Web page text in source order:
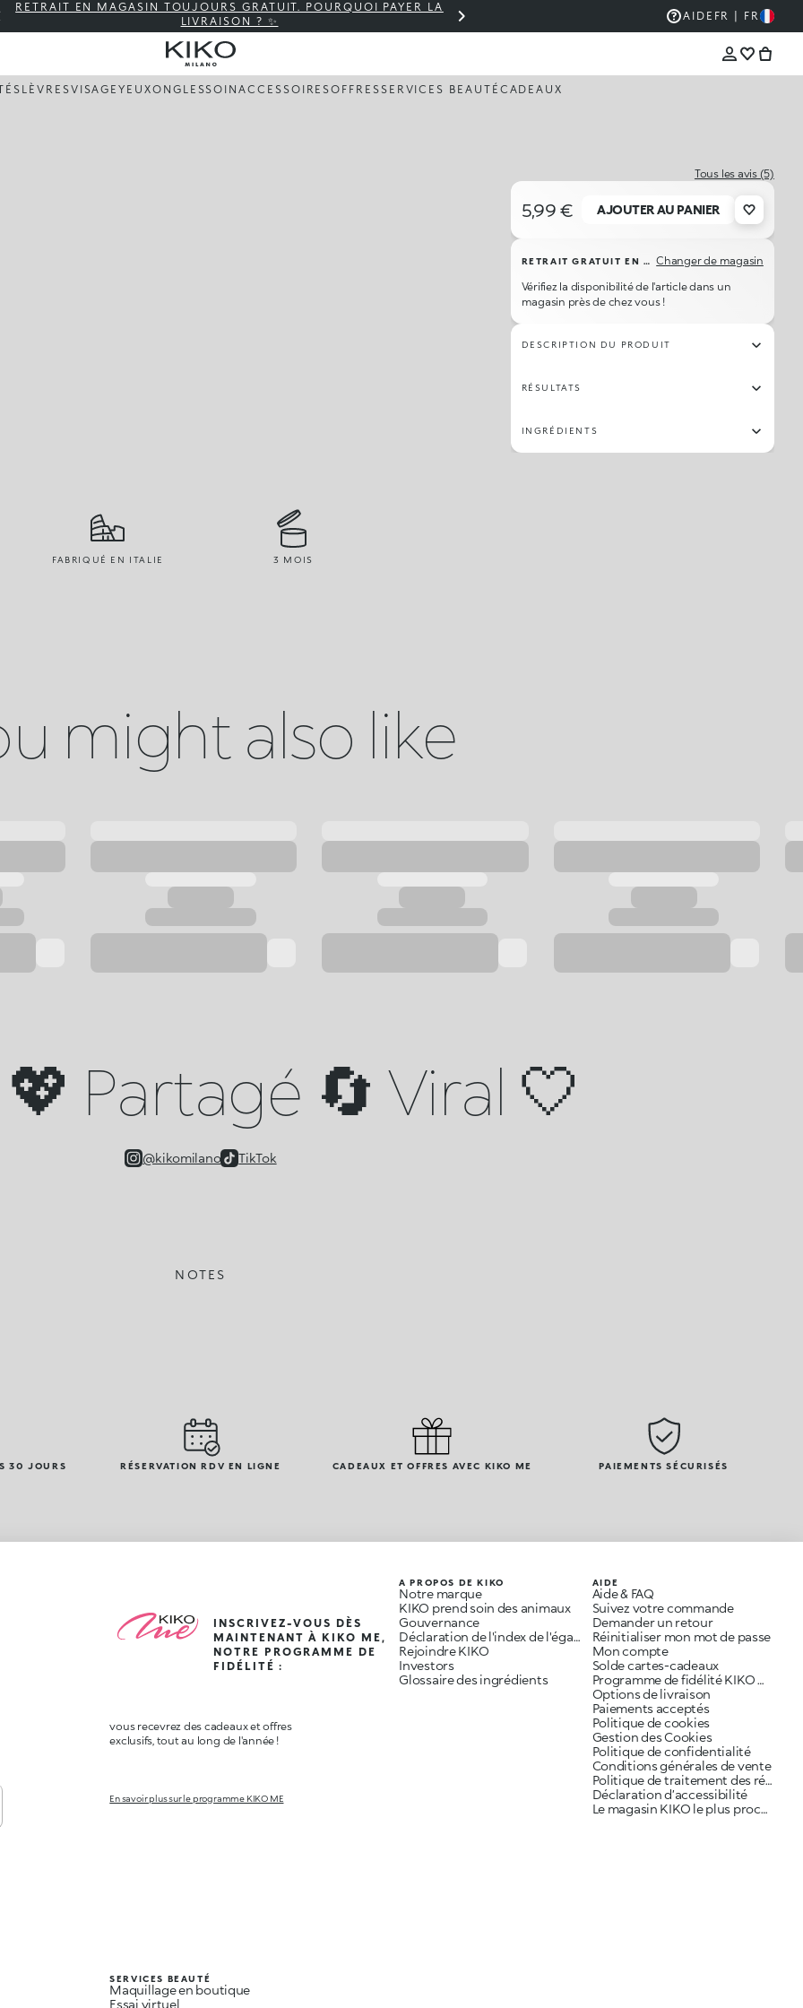
RETRAIT EN MAGASIN TOUJOURS GRATUIT. POURQUOI PAYER LA
LIVRAISON ? ✨
PANIER À 30 € ? LIVRAISON OFFERTE
AIDE FR | FR
LÈVRESVISAGEYEUXONGLESSOINACCESSOIRESOFFRESSERVICES BEAUTÉ CADEAUX
Tous les avis (5)
5,99 € AJOUTER AU PANIER
RETRAIT GRATUIT EN MAGASIN
Changer de magasin
Vérifiez la disponibilité de l'article dans un
magasin près de chez vous !
DESCRIPTION DU PRODUIT
RÉSULTATS
INGRÉDIENTS
FABRIQUÉ EN ITALIE 3 MOIS
might also like
Partagé 🔄 Viral 🤍
@kikomilano TikTok
NOTES
30 JOURS RÉSERVATION RDV EN LIGNE CADEAUX ET OFFRES AVEC KIKO ME PAIEMENTS SÉCURISÉS
INSCRIVEZ-VOUS DÈS
MAINTENANT À KIKO ME,
NOTRE PROGRAMME DE
FIDÉLITÉ :
vous recevrez des cadeaux et offres
exclusifs, tout au long de l'année !
En savoir plus sur le programme KIKO ME
SERVICES BEAUTÉ
Maquillage en boutique
Essai virtuel
A PROPOS DE KIKO
Notre marque
KIKO prend soin des animaux
Gouvernance
Déclaration de l'index de l'égalité professionnelle
Rejoindre KIKO
Investors
Glossaire des ingrédients
AIDE
Aide & FAQ
Suivez votre commande
Demander un retour
Réinitialiser mon mot de passe
Mon compte
Solde cartes-cadeaux
Programme de fidélité KIKO ME
Options de livraison
Paiements acceptés
Politique de cookies
Gestion des Cookies
Politique de confidentialité
Conditions générales de vente
Politique de traitement des réclamations
Déclaration d’accessibilité
Le magasin KIKO le plus proche